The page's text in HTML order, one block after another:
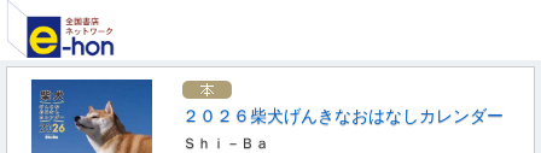
２０２６柴犬げんきなおはなしカレンダー
Ｓｈｉ－Ｂａ